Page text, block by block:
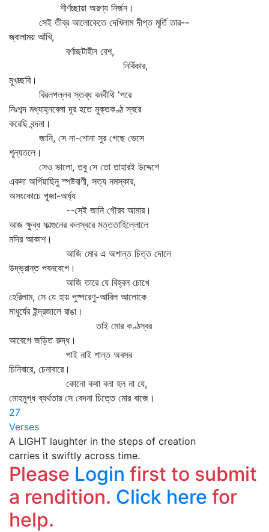
শীর্ণচ্ছায়া অরণ্য নির্জন।
সেই তীব্র আলোকেতে দেখিলাম দীপ্ত মূর্তি তার--
জ্বালাময় আঁখি,
বর্ণচ্ছটাহীন বেশ,
নির্বিকার,
মুখচ্ছবি।
বিরলপল্লব স্তব্ধ বনবীথি 'পরে
নিঃশব্দ মধ্যাহ্নবেলা দূর হতে মুক্তকণ্ঠ স্বরে
করেছি বন্দনা।
জানি, সে না-শোনা সুর গেছে ভেসে
শূন্যতলে।
সেও ভালো, তবু সে তো তাহারই উদ্দেশে
একদা অর্পিয়াছিনু স্পষ্টবাণী, সত্য নমস্কার,
অসংকোচে পূজা-অর্ঘ্য
--সেই জানি গৌরব আমার।
আজ ক্ষুব্ধ ফাল্গুনের কলস্বরে মত্ততাহিল্লোলে
মদির আকাশ।
আজি মোর এ অশান্ত চিত্ত দোলে
উদ্‌ভ্রান্ত পবনবেগে।
আজি তারে যে বিহ্বল চোখে
হেরিলাম, সে যে হায় পুষ্পরেণু-আবিল আলোকে
মাধুর্যের ইন্দ্রজালে রাঙা।
তাই মোর কণ্ঠস্বর
আবেগে জড়িত রুদ্ধ।
পাই নাই শান্ত অবসর
চিনিবারে, চেনাবারে।
কোনো কথা বলা হল না যে,
মোহমুগ্ধ ব্যর্থতার সে বেদনা চিত্তে মোর বাজে।
27
Verses
A LIGHT laughter in the steps of creation
carries it swiftly across time.
Please Login first to submit
a rendition. Click here for
help.